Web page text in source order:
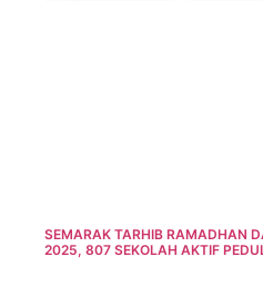
SEMARAK TARHIB RAMADHAN
2025, 807 SEKOLAH AKTIF